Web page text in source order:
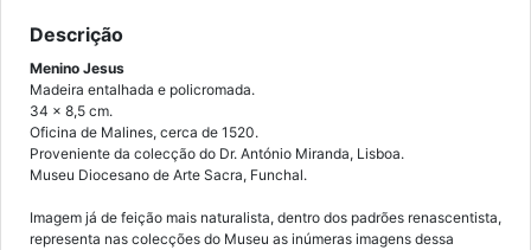
Descrição
Menino Jesus
Madeira entalhada e policromada.
34 x 8,5 cm.
Oficina de Malines, cerca de 1520.
Proveniente da colecção do Dr. António Miranda, Lisboa.
Museu Diocesano de Arte Sacra, Funchal.
Imagem já de feição mais naturalista, dentro dos padrões renascentista,
representa nas colecções do Museu as inúmeras imagens dessa